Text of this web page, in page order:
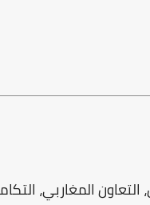
التعاون المغاربي،